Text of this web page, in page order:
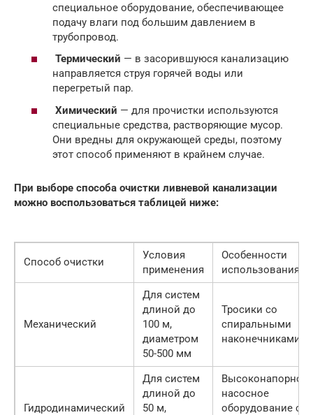
специальное оборудование, обеспечивающее
подачу влаги под большим давлением в
трубопровод.
Термический — в засорившуюся канализацию
направляется струя горячей воды или
перегретый пар.
Химический — для прочистки используются
специальные средства, растворяющие мусор.
Они вредны для окружающей среды, поэтому
этот способ применяют в крайнем случае.
При выборе способа очистки ливневой канализации
можно воспользоваться таблицей ниже:
Способ очистки
Условия
применения
Особенности
использования
Механический
Для систем
длиной до
100 м,
диаметром
50-500 мм
Тросики со
спиральными
наконечниками
Гидродинамический
Для систем
длиной до
50 м,
Высоконапорное
насосное
оборудование со